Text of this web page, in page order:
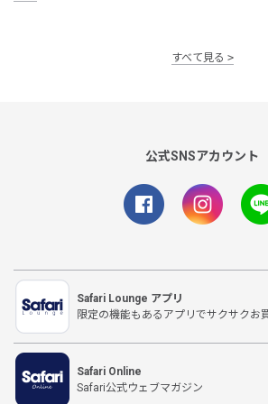
すべて見る
公式SNSアカウント
Safari Lounge アプリ
限定の機能もあるアプリでサクサクお
Safari Online
Safari公式ウェブマガジン